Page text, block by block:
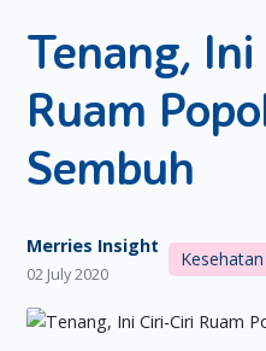
Tenang,
Ruam
Sembuh
Merries Insight
02 July 2020
Kesehatan